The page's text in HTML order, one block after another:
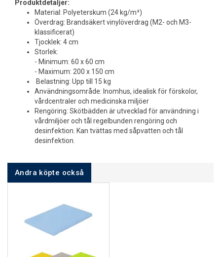
Produktdetaljer:
Material: Polyeterskum (24 kg/m³)
Överdrag: Brandsäkert vinylöverdrag (M2- och M3-
klassificerat)
Tjocklek: 4 cm
Storlek:
- Minimum: 60 x 60 cm
- Maximum: 200 x 150 cm
Belastning: Upp till 15 kg
Användningsområde: Inomhus, idealisk för förskolor,
vårdcentraler och medicinska miljöer
Rengöring: Skötbädden är utvecklad för användning i
vårdmiljöer och tål regelbunden rengöring och
desinfektion. Kan tvättas med såpvatten och tål
desinfektion.
Andra köpte också